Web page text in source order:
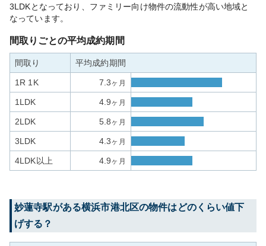
3LDKとなっており、ファミリー向け物件の流動性が高い地域と
なっています。
間取りごとの平均成約期間
間取り 平均成約期間
1R 1K 7.3ヶ月
1LDK 4.9ヶ月
2LDK 5.8ヶ月
3LDK 4.3ヶ月
4LDK以上 4.9ヶ月
妙蓮寺駅がある横浜市港北区の物件はどのくらい値下
げする？